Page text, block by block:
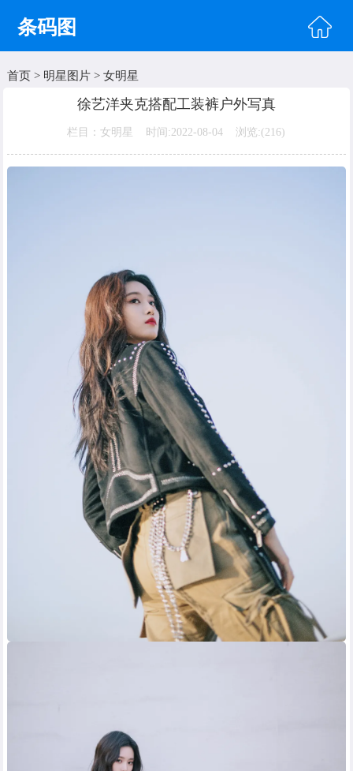
条码图
首页
首页> 明星图片> 女明星
徐艺洋夹克搭配工装裤户外写真
栏目：女明星 时间:2022-08-04 浏览:(216)